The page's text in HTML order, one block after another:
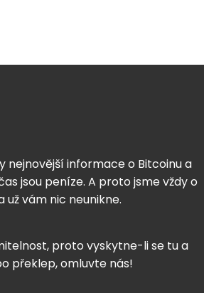
informace o Bitcoinu a
jsou peníze. A proto jsme vždy o
už vám nic neunikne.
proto vyskytne-li se tu a
překlep, omluvte nás!